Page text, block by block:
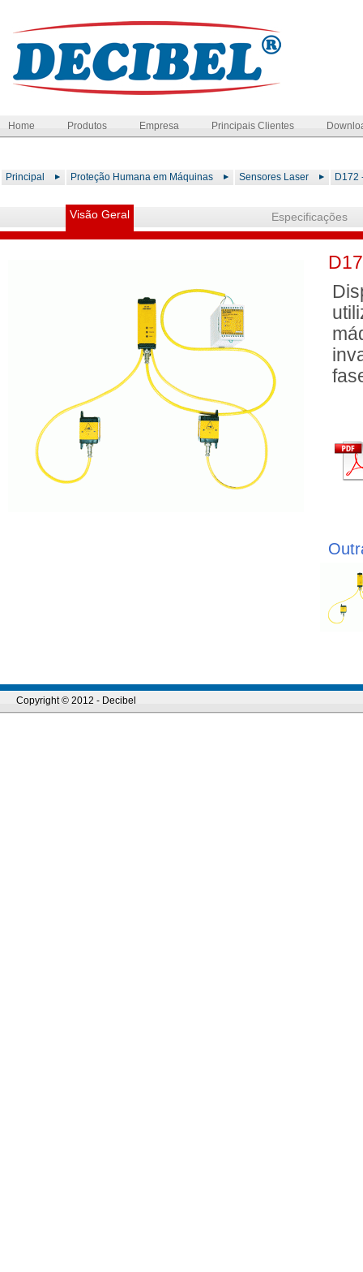
Home Produtos Empresa Principais Clientes
Principal Proteção Humana em Máquinas Sensores Laser D172
Visão Geral Especificações
Copyright © 2012 - Decibel